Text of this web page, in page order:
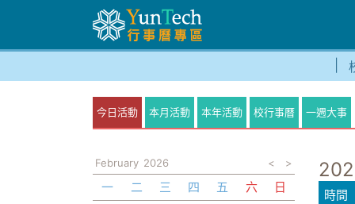
今日活動 本月活動 本年活動 校行事曆 一週大事
February 2026 < >
一 二 三 四 五 六
日
時間